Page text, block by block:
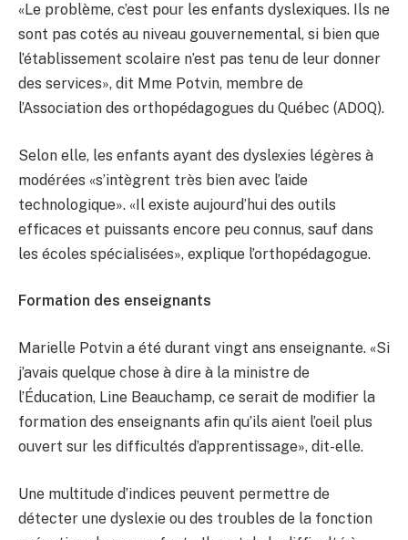
«Le problème, c’est pour les enfants dyslexiques. Ils ne
sont pas cotés au niveau gouvernemental, si bien que
l’établissement scolaire n’est pas tenu de leur donner
des services», dit Mme Potvin, membre de
l’Association des orthopédagogues du Québec (ADOQ).
Selon elle, les enfants ayant des dyslexies légères à
modérées «s’intègrent très bien avec l’aide
technologique». «Il existe aujourd’hui des outils
efficaces et puissants encore peu connus, sauf dans
les écoles spécialisées», explique l’orthopédagogue.
Formation des enseignants
Marielle Potvin a été durant vingt ans enseignante. «Si
j’avais quelque chose à dire à la ministre de
l’Éducation, Line Beauchamp, ce serait de modifier la
formation des enseignants afin qu’ils aient l’oeil plus
ouvert sur les difficultés d’apprentissage», dit-elle.
Une multitude d’indices peuvent permettre de
détecter une dyslexie ou des troubles de la fonction